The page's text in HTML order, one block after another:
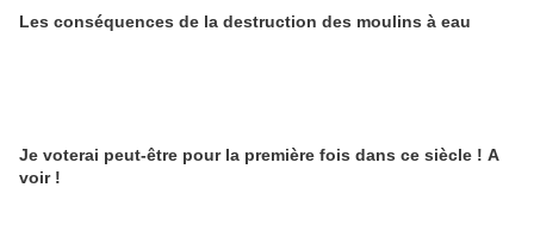
Les conséquences de la destruction des moulins à eau
Je voterai peut-être pour la première fois dans ce siècle ! A
voir !